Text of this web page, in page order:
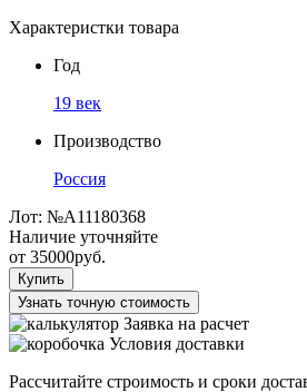
Характеристки товара
Год
19 век
Производство
Россия
Лот: №А11180368
Наличие уточняйте
от 35000руб.
Купить
Узнать точную стоимость
Заявка на расчет
Условия доставки
Рассчитайте строимость и сроки